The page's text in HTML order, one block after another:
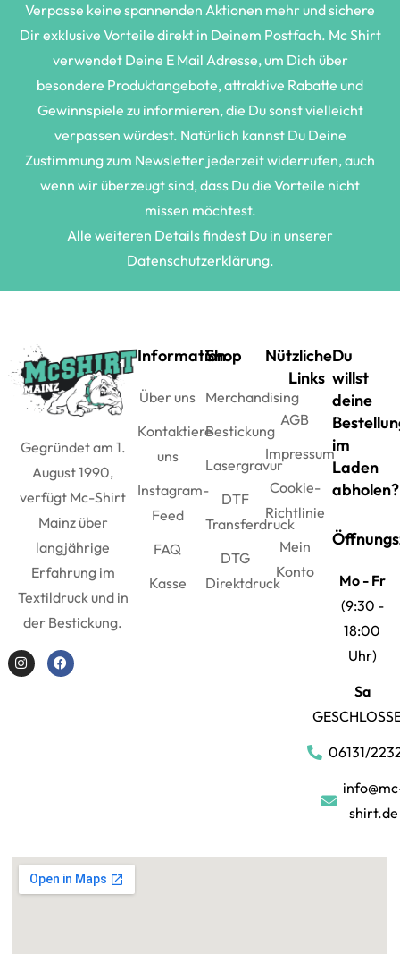
Verpasse keine spannenden Aktionen mehr und sichere
Dir exklusive Vorteile direkt in Deinem Postfach. Mc Shirt
verwendet Deine E Mail Adresse, um Dich über
besondere Produktangebote, attraktive Rabatte und
Gewinnspiele zu informieren, die Du sonst vielleicht
verpassen würdest. Natürlich kannst Du Deine
Zustimmung zum Newsletter jederzeit widerrufen, auch
wenn wir überzeugt sind, dass Du die Vorteile nicht
missen möchtest.
Alle weiteren Details findest Du in unserer
Datenschutzerklärung.
Gegründet am 1.
August 1990,
verfügt Mc-Shirt
Mainz über
langjährige
Erfahrung im
Textildruck und in
der Bestickung.
Information
Über uns
Kontaktiere
uns
Instagram-
Feed
FAQ
Kasse
Shop
Merchandising
Bestickung
Lasergravur
DTF
Transferdruck
DTG
Direktdruck
Nützliche
Links
AGB
Impressum
Cookie-
Richtlinie
Mein
Konto
Du
willst
deine
im
Laden
abholen?
Mo - Fr
(9:30 -
18:00
Uhr)
Sa
06131/
shirt.de